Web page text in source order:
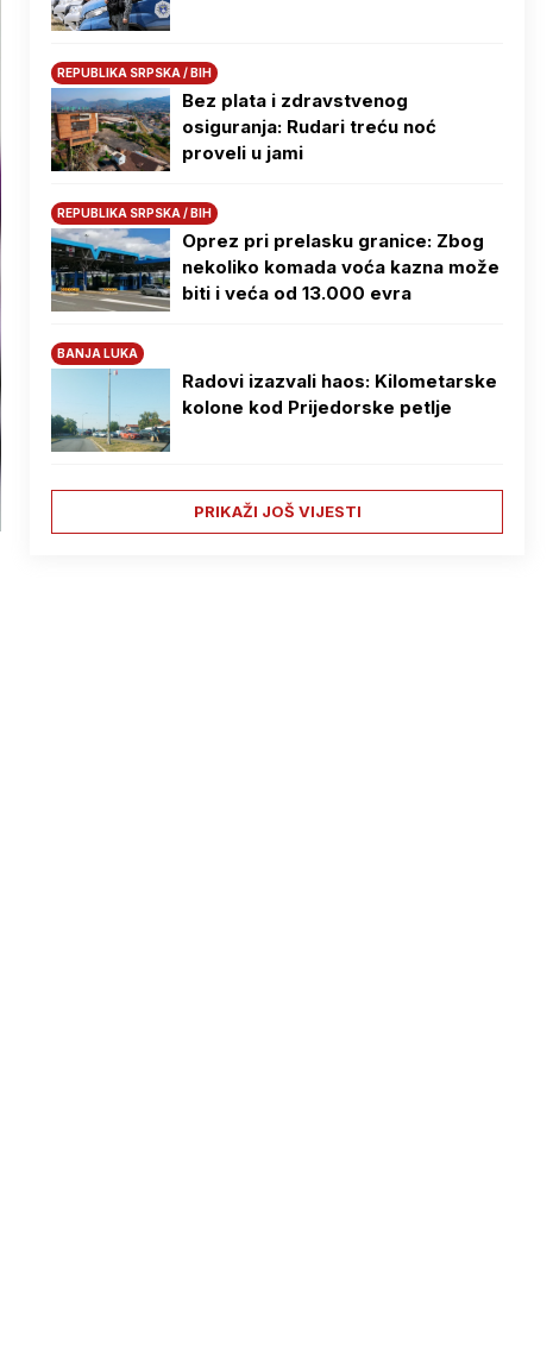
REPUBLIKA SRPSKA / BIH
Bez plata i zdravstvenog
osiguranja: Rudari treću noć
proveli u jami
REPUBLIKA SRPSKA / BIH
Oprez pri prelasku granice: Zbog
nekoliko komada voća kazna može
biti i veća od 13.000 evra
BANJA LUKA
Radovi izazvali haos: Kilometarske
kolone kod Prijedorske petlje
PRIKAŽI JOŠ VIJESTI